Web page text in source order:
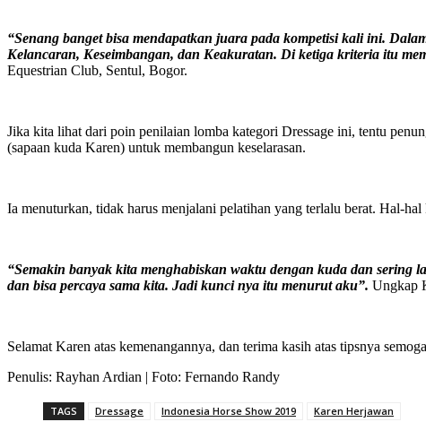
“Senang banget bisa mendapatkan juara pada kompetisi kali ini.
Kelancaran, Keseimbangan, dan Keakuratan. Di ketiga kriteria itu
Equestrian Club, Sentul, Bogor.
Jika kita lihat dari poin penilaian lomba kategori Dressage ini, tentu
(sapaan kuda Karen) untuk membangun keselarasan.
Ia menuturkan, tidak harus menjalani pelatihan yang terlalu berat. Hal-
“Semakin banyak kita menghabiskan waktu dengan kuda dan sering
dan bisa percaya sama kita. Jadi kunci nya itu menurut aku”. Ungkap
Selamat Karen atas kemenangannya, dan terima kasih atas tipsnya
Penulis: Rayhan Ardian | Foto: Fernando Randy
TAGS Dressage Indonesia Horse Show 2019 Karen Herjawan